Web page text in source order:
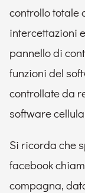
controllo totale
intercettazioni
pannello di
funzioni del
controllate da
software
Si ricorda che
facebook
compagna,